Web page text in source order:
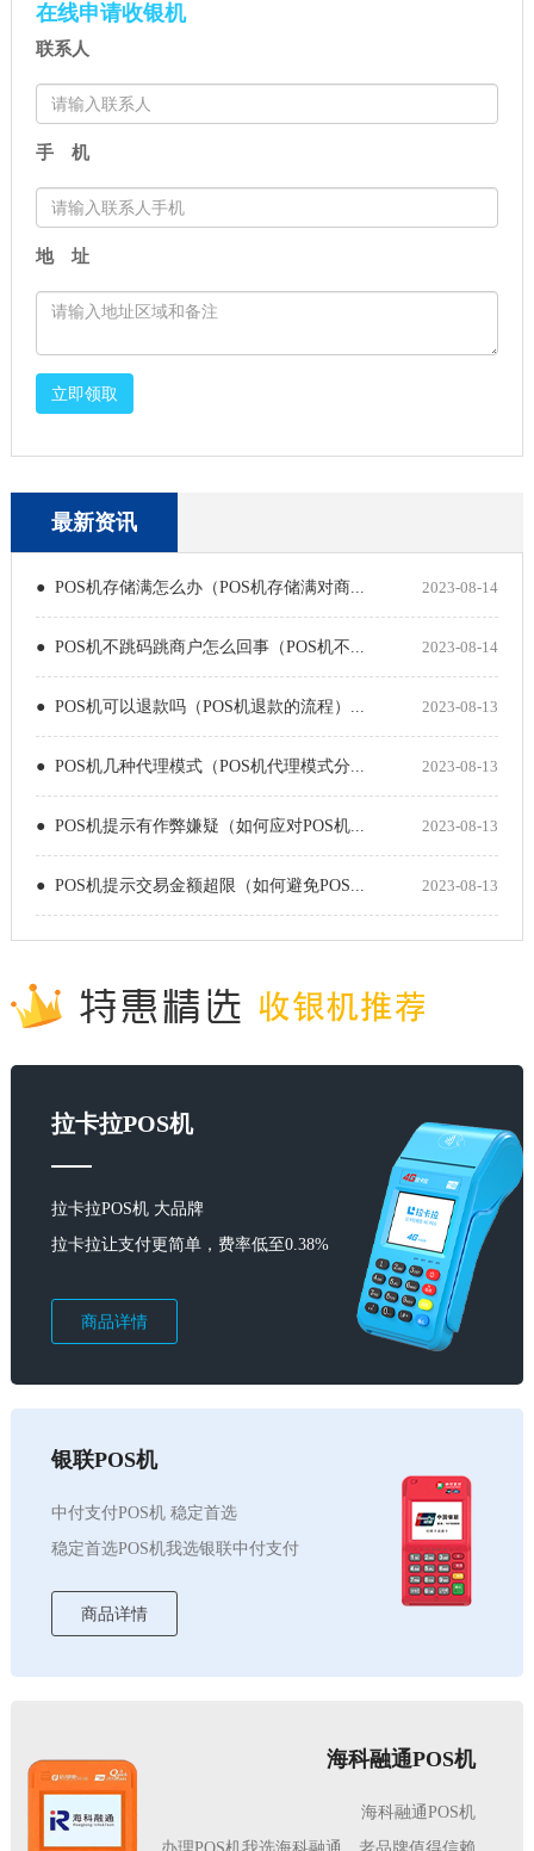
在线申请收银机
联系人
手 机
地 址
立即领取
最新资讯
● POS机存储满怎么办（POS机存储满对商... 2023-08-14
● POS机不跳码跳商户怎么回事（POS机不... 2023-08-14
● POS机可以退款吗（POS机退款的流程）... 2023-08-13
● POS机几种代理模式（POS机代理模式分... 2023-08-13
● POS机提示有作弊嫌疑（如何应对POS机... 2023-08-13
● POS机提示交易金额超限（如何避免POS... 2023-08-13
拉卡拉POS机
拉卡拉POS机 大品牌
拉卡拉让支付更简单，费率低至0.38%
商品详情
银联POS机
中付支付POS机 稳定首选
稳定首选POS机我选银联中付支付
商品详情
海科融通POS机
海科融通POS机